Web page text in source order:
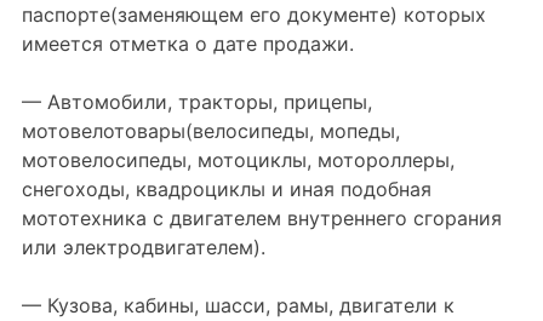
паспорте(заменяющем его документе) которых
имеется отметка о дате продажи.
— Автомобили, тракторы, прицепы,
мотовелотовары(велосипеды, мопеды,
мотовелосипеды, мотоциклы, мотороллеры,
снегоходы, квадроциклы и иная подобная
мототехника с двигателем внутреннего сгорания
или электродвигателем).
— Кузова, кабины, шасси, рамы, двигатели к